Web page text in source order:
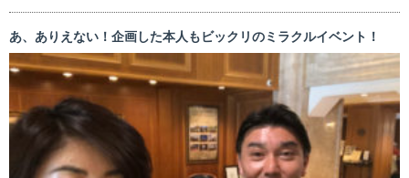
あ、ありえない！企画した本人もビックリのミラクルイベント！